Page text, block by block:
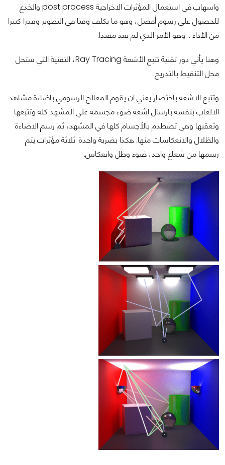
واسهاب في استعمال المؤثرات الاخراجية post process والخدع
للحصول علي رسوم أفضل، وهو ما يكلف وقتا في التطوير وقدرا كبيرا
من الأداء .. وهو الأمر الذي لم يعد مفيدا.
وهنا يأتي دور تقنية تتبع الأشعة Ray Tracing، التقنية التي ستحل
محل التنقيط بالتدريج.
وتتبع الاشعة باختصار يعني ان يقوم المعالج الرسومي باضاءة مشاهد
الالعاب بنفسه بارسال اشعة ضوء مجسمة علي المشهد كله وتتبعها
وتعقبها وهي تصطدم بالأجسام كلها في المشهد، ثم رسم الاضاءة
والظلال والانعكاسات منها. هكذا بضربة واحدة. ثلاثة مؤثرات يتم
رسمها من شعاع واحد، ضوء وظل وانعكاس.